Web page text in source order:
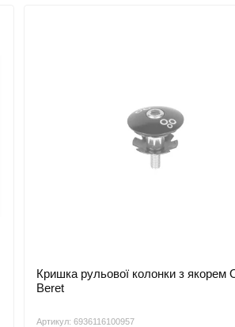
Артикул: 6936116100957
Кришка рульової колонки з якорем
Beret